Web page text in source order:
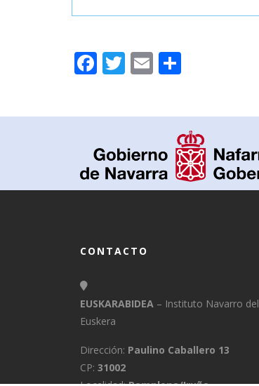
Facebook
Twitter
Email
CONTACTO
EUSKARABIDEA – Instituto Navarro del
Euskera
Dirección: Paulino Caballero 13
CP: 31002